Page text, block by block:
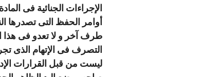
أوامر الحفظ التى تصدرها
طرف آخر و لا تعدو فى هذا
التصرف فى الإتهام الذى
ليست من قبل القرارات